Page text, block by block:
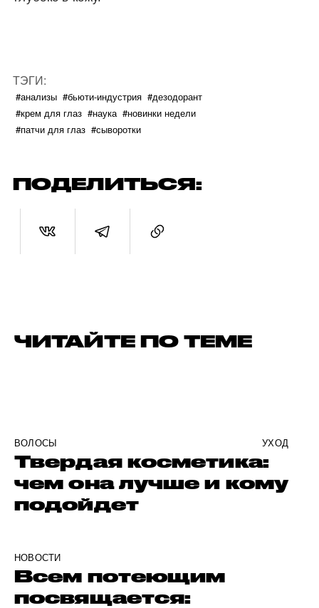
ТЭГИ:
#анализы #бьюти-индустрия #дезодорант
#крем для глаз #наука #новинки недели
#патчи для глаз #сыворотки
ПОДЕЛИТЬСЯ:
ЧИТАЙТЕ ПО ТЕМЕ
ВОЛОСЫ УХОД
Твердая косметика:
чем она лучше и кому
подойдет
НОВОСТИ
Всем потеющим
посвящается: